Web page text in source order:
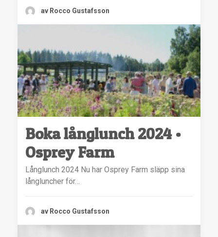
av Rocco Gustafsson
Boka långlunch 2024 •
Osprey Farm
Långlunch 2024 Nu har Osprey Farm släpp sina
långluncher för…
av Rocco Gustafsson